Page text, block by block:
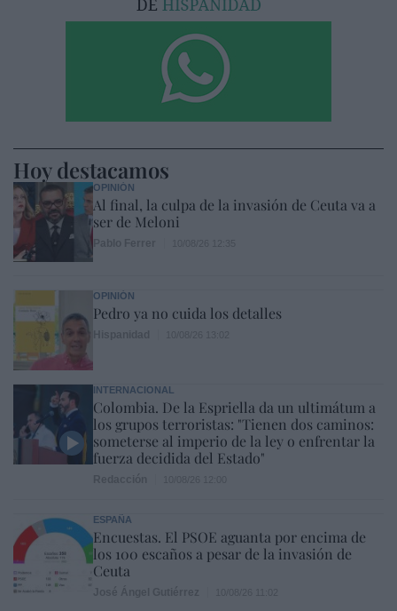
Hoy destacamos
OPINIÓN
Al final, la culpa de la invasión de Ceuta va a
ser de Meloni
OPINIÓN
Pedro ya no cuida los detalles
INTERNACIONAL
Colombia. De la Espriella da un ultimátum a
los grupos terroristas: "Tienen dos caminos:
someterse al imperio de la ley o enfrentar la
fuerza decidida del Estado"
ESPAÑA
Encuestas. El PSOE aguanta por encima de
los 100 escaños a pesar de la invasión de
Ceuta